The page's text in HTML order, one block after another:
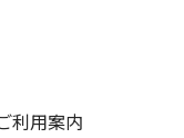
利用案内